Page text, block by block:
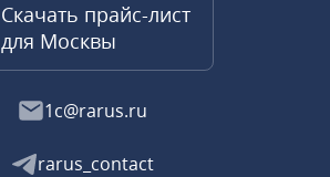
Скачать прайс-лист
для Москвы
1c@rarus.ru
rarus_contact